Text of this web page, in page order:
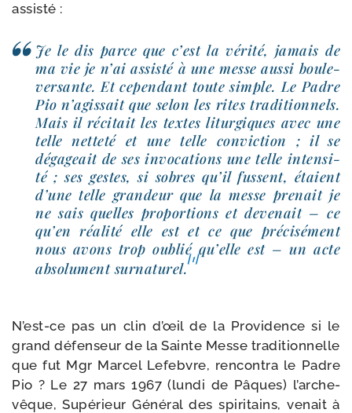
assisté :
Je le dis parce que c’est la véri­té, jamais de
ma vie je n’ai assis­té à une messe aus­si bou­le­
ver­sante. Et cepen­dant toute simple. Le Padre
Pio n’a­gis­sait que selon les rites tra­di­tion­nels.
Mais il réci­tait les textes litur­giques avec une
telle net­te­té et une telle convic­tion ; il se
déga­geait de ses invo­ca­tions une telle inten­si­
té ; ses gestes, si sobres qu’il fussent, étaient
d’une telle gran­deur que la messe pre­nait je
ne sais quelles pro­por­tions et deve­nait – ce
qu’en réa­li­té elle est et ce que pré­ci­sé­ment
nous avons trop oublié qu’elle est – un acte
abso­lu­ment sur­na­tu­rel.
[1]
N’est-​ce pas un clin d’œil de la Providence si le
grand défen­seur de la Sainte Messe tra­di­tion­nelle
que fut Mgr Marcel Lefebvre, ren­con­tra le Padre
Pio ? Le 27 mars 1967 (lun­di de Pâques) l’ar­che­
vêque, Supérieur Général des spi­ri­tains, venait à